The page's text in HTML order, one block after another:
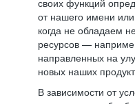
своих функций
от нашего имени
когда не обладаем
ресурсов —
направленных на
новых наших
В зависимости от